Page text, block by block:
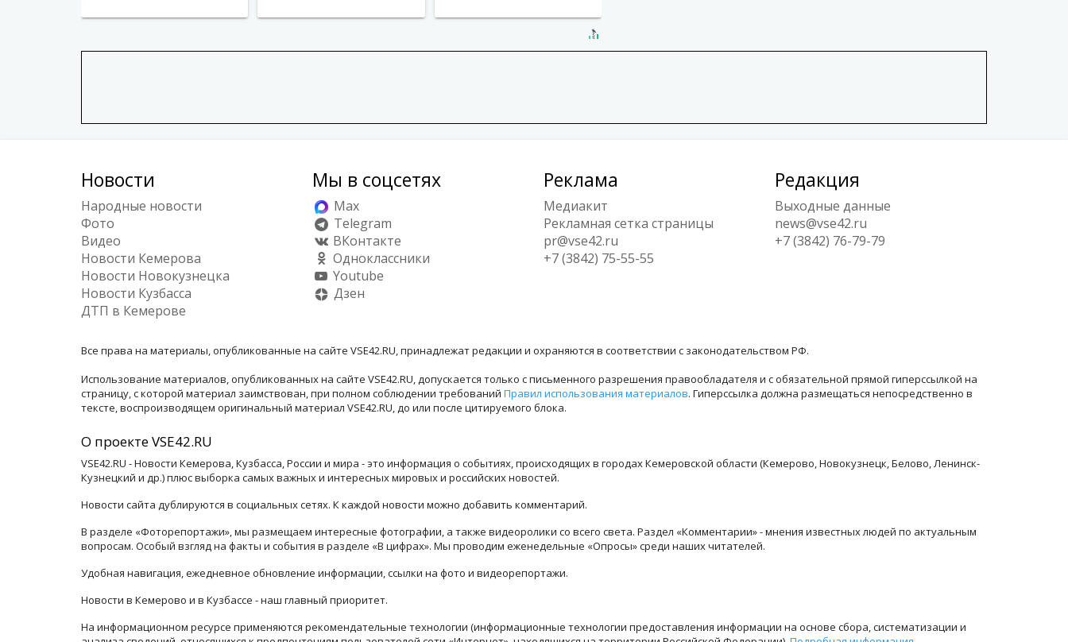
Новости
Народные новости
Фото
Видео
Новости Кемерова
Новости Новокузнецка
Новости Кузбасса
ДТП в Кемерове
Мы в соцсетях
Max
Telegram
ВКонтакте
Одноклассники
Youtube
Дзен
Реклама
Медиакит
Рекламная сетка страницы
pr@vse42.ru
+7 (3842) 75-55-55
Редакция
Выходные данные
news@vse42.ru
+7 (3842) 76-79-79
Все права на материалы, опубликованные на сайте VSE42.RU, принадлежат редакции и охраняются в соответствии с законодательством РФ.
Использование материалов, опубликованных на сайте VSE42.RU, допускается только с письменного разрешения правообладателя и с обязательной прямой гиперссылкой на
страницу, с которой материал заимствован, при полном соблюдении требований Правил использования материалов. Гиперссылка должна размещаться непосредственно в
тексте, воспроизводящем оригинальный материал VSE42.RU, до или после цитируемого блока.
О проекте VSE42.RU
VSE42.RU - Новости Кемерова, Кузбасса, России и мира - это информация о событиях, происходящих в городах Кемеровской области (Кемерово, Новокузнецк, Белово, Ленинск-
Кузнецкий и др.) плюс выборка самых важных и интересных мировых и российских новостей.
Новости сайта дублируются в социальных сетях. К каждой новости можно добавить комментарий.
В разделе «Фоторепортажи», мы размещаем интересные фотографии, а также видеоролики со всего света. Раздел «Комментарии» - мнения известных людей по актуальным
вопросам. Особый взгляд на факты и события в разделе «В цифрах». Мы проводим еженедельные «Опросы» среди наших читателей.
Удобная навигация, ежедневное обновление информации, ссылки на фото и видеорепортажи.
Новости в Кемерово и в Кузбассе - наш главный приоритет.
На информационном ресурсе применяются рекомендательные технологии (информационные технологии предоставления информации на основе сбора, систематизации и